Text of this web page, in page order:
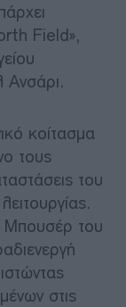
Field»,
Ανσάρι.
κοίτασμα
τους
του
Μπουσέρ του
στις